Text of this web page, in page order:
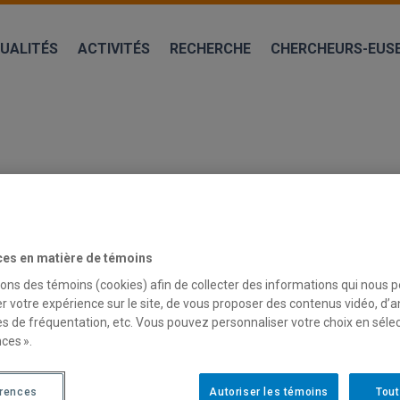
ACTIVITÉS RECHERCHE CHERCHEURS-
SPATIALE, CARNAVALE,
livreGuyane spatiale, carnavale, décolonialedeNolywé
en matière de témoins
des témoins (cookies) afin de collecter des informations qui nous
votre expérience sur le site, de vous proposer des contenus vidéo,
de fréquentation, etc. Vous pouvez personnaliser votre choix en
».
Autoriser les témoins